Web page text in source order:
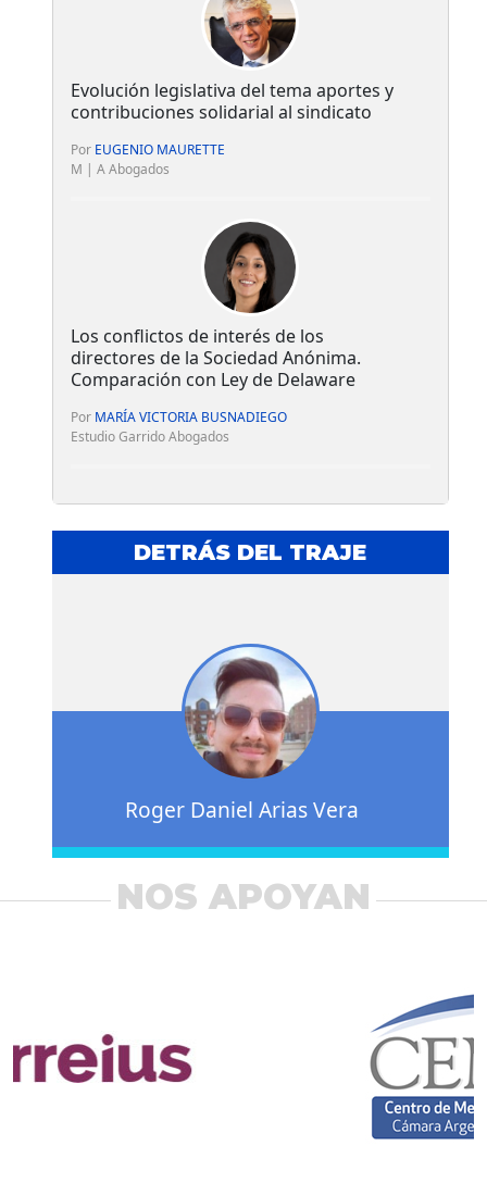
Evolución legislativa del tema aportes y
contribuciones solidarial al sindicato
Por EUGENIO MAURETTE
M | A Abogados
Los conflictos de interés de los
directores de la Sociedad Anónima.
Comparación con Ley de Delaware
Por MARÍA VICTORIA BUSNADIEGO
Estudio Garrido Abogados
DETRÁS DEL TRAJE
Roger Daniel Arias Vera
NOS APOYAN